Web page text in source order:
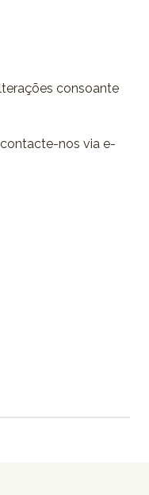
consoante
nos via e-